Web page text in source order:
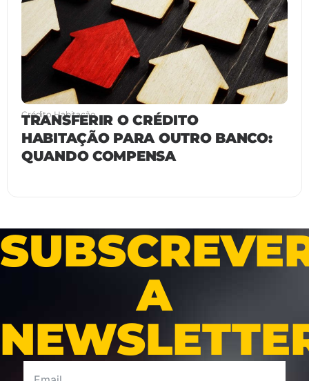
Crédito Habitação
TRANSFERIR O CRÉDITO
HABITAÇÃO PARA OUTRO BANCO:
QUANDO COMPENSA
A